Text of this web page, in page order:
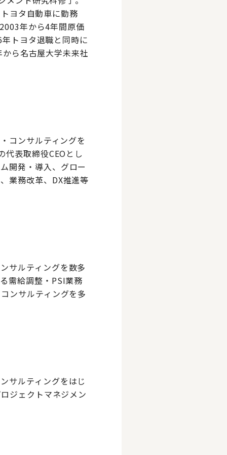
ヨタ自動車に勤務
年から4年間原価
トヨタ退職と同時に
ら名古屋大学未来社
コンサルティングを
表取締役CEOとし
開発・導入、グロー
業務改革、DX推進等
サルティングを数多
需給調整・PSI業務
ンサルティングを多
サルティングをはじ
ジェクトマネジメン